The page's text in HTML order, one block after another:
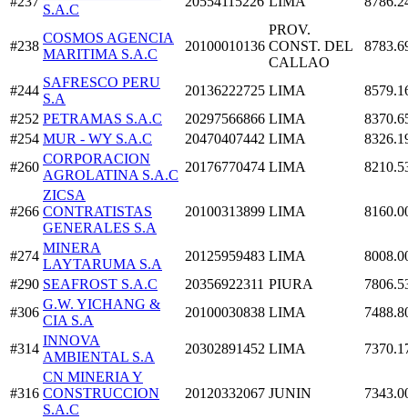
S.A.C
#238
COSMOS AGENCIA
MARITIMA S.A.C
20100010136
PROV.
CONST. DEL
CALLAO
#244
SAFRESCO PERU
S.A
20136222725 LIMA
#252 PETRAMAS S.A.C 20297566866 LIMA
#254 MUR - WY S.A.C 20470407442 LIMA
#260
CORPORACION
AGROLATINA S.A.C
20176770474 LIMA
#266
ZICSA
CONTRATISTAS
GENERALES S.A
20100313899 LIMA
#274
MINERA
LAYTARUMA S.A
20125959483 LIMA
#290 SEAFROST S.A.C 20356922311 PIURA
#306
G.W. YICHANG &
CIA S.A
20100030838 LIMA
#314
INNOVA
AMBIENTAL S.A
20302891452 LIMA
#316
CN MINERIA Y
CONSTRUCCION
S.A.C
20120332067 JUNIN